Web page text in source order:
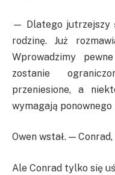
— Dlatego jutrzejszy
rodzinę. Już
Wprowadzimy
zostanie
przeniesione, a
wymagają ponownego
Owen wstał. —
Ale Conrad tylko się